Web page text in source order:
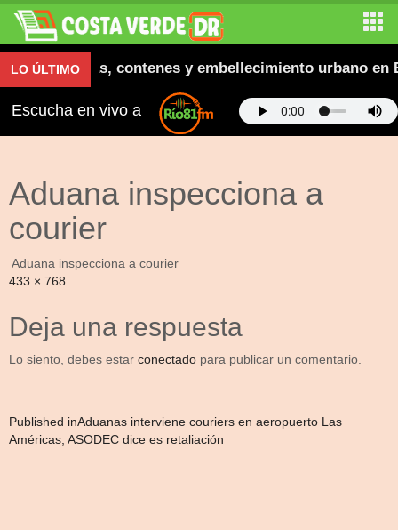
LO ÚLTIMOaceras, contenes y embellecimiento urbano en
Escucha en vivo a
Aduana inspecciona a
courier
Aduana inspecciona a courier
Full
433 × 768
Deja una respuesta
Lo siento, debes estar conectado para publicar un comentario.
Navegación
Published inAduanas interviene couriers en aeropuerto Las
Américas; ASODEC dice es retaliación